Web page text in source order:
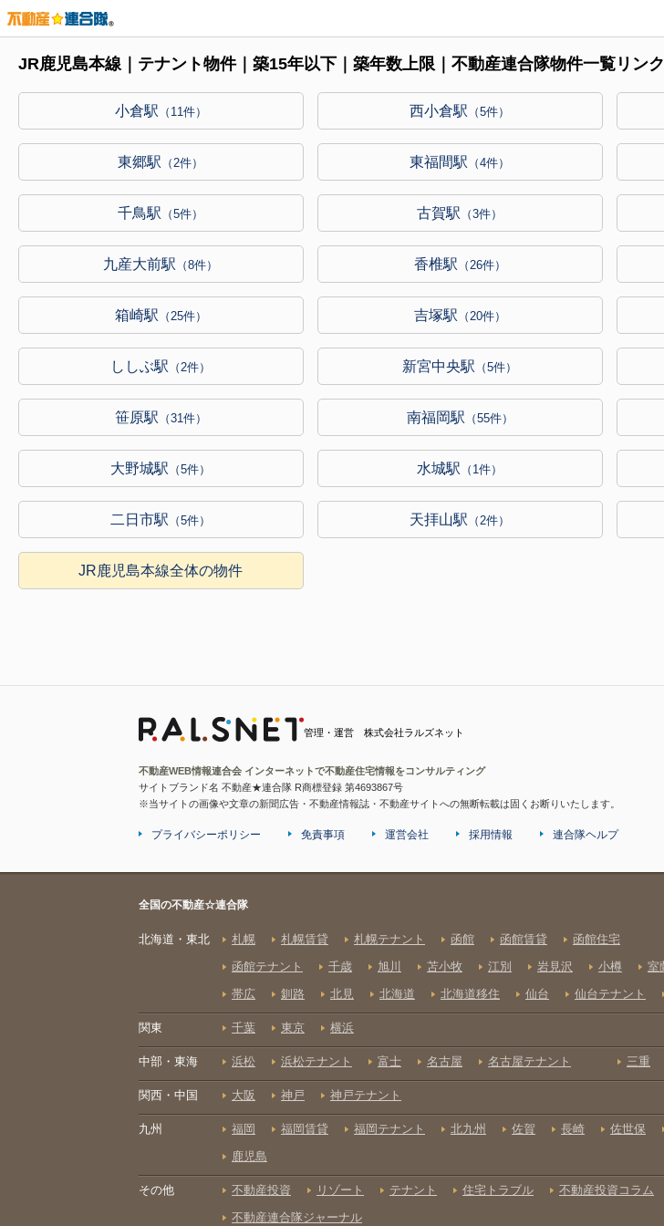
JR鹿児島本線｜テナント物件｜築15年以下｜築年数上限｜不動産連合隊物件一覧リンク
小倉駅 （11件） 西小倉駅 （5件）
東郷駅 （2件） 東福間駅 （4件）
千鳥駅 （5件） 古賀駅 （3件）
九産大前駅 （8件） 香椎駅 （26件）
箱崎駅 （25件） 吉塚駅 （20件）
ししぶ駅 （2件） 新宮中央駅 （5件）
笹原駅 （31件） 南福岡駅 （55件）
大野城駅 （5件） 水城駅 （1件）
二日市駅 （5件） 天拝山駅 （2件）
JR鹿児島本線全体の物件
管理・運営 株式会社ラルズネット
不動産WEB情報連合会 インターネットで不動産住宅情報をコンサルティング
サイトブランド名 不動産★連合隊 R商標登録 第4693867号
※当サイトの画像や文章の新聞広告・不動産情報誌・不動産サイトへの無断転載は固くお断りいたします。
プライバシーポリシー 免責事項 運営会社 採用情報 連合隊ヘルプ